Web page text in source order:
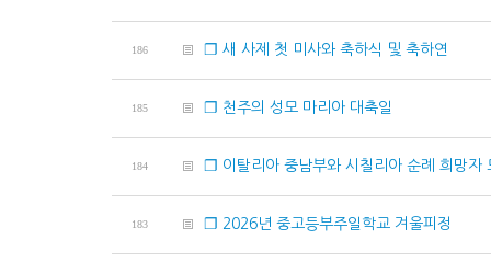
186 ❐ 새 사제 첫 미사와 축하식 및 축하연
185 ❐ 천주의 성모 마리아 대축일
184 ❐ 이탈리아 중남부와 시칠리아 순례 희망자
183 ❐ 2026년 중고등부주일학교 겨울피정